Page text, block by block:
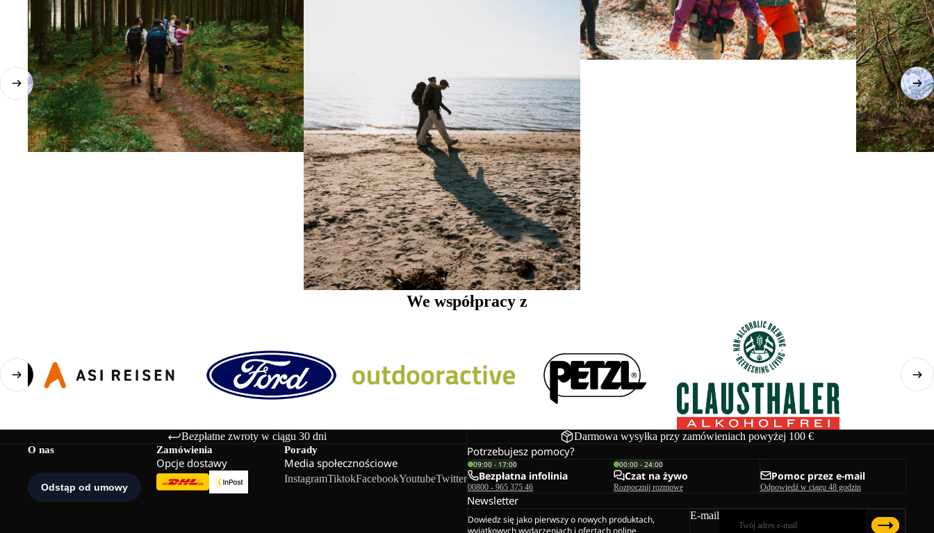
We współpracy z
Bezpłatne zwroty w ciągu 30 dni Darmowa wysyłka przy zamówieniach powyżej 100 €
O nas Zamówienia
Opcje dostawy
Porady
Media społecznościowe
InstagramTiktokFacebookYoutubeTwitter
Potrzebujesz pomocy?
09:00 - 17:00
Bezpłatna infolinia
00800 - 965 375 46
00:00 - 24:00
Czat na żywo
Rozpocznij rozmowę
Pomoc przez e-mail
Odpowiedź w ciągu 48 godzin
Newsletter
Dowiedz się jako pierwszy o nowych produktach,
E-mail